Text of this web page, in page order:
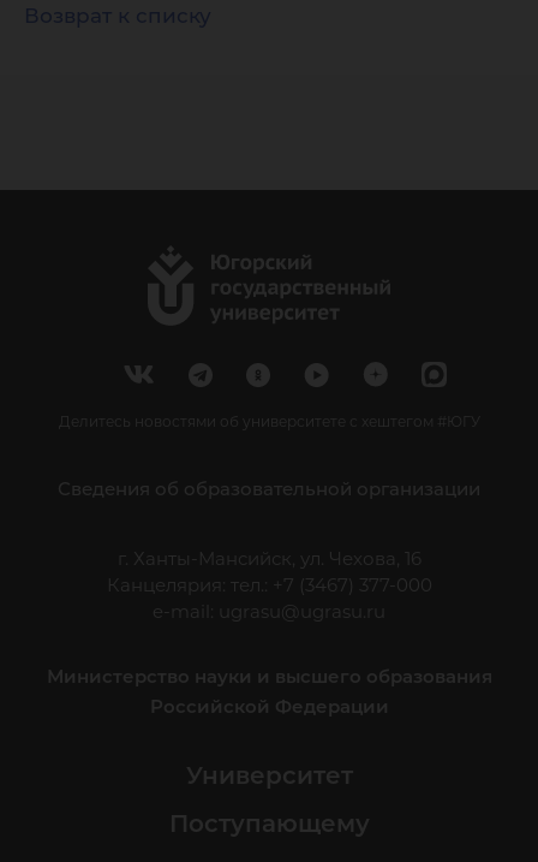
Возврат к списку
Делитесь новостями об университете с хештегом #ЮГУ
Сведения об образовательной организации
г. Ханты-Мансийск, ул. Чехова, 16
Канцелярия: тел.: +7 (3467) 377-000
e-mail:
ugrasu@ugrasu.ru
Министерство науки и высшего образования
Российской Федерации
Университет
Поступающему